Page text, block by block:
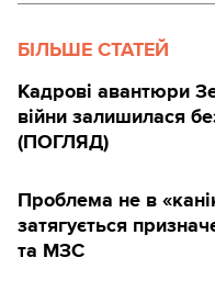
БІЛЬШЕ СТАТЕЙ
Кадрові авантюри
війни залишилася
(ПОГЛЯД)
Проблема не в
затягується
та МЗС